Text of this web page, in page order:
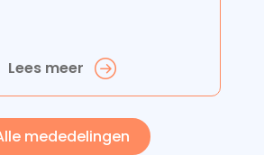
Lees meer
mededelingen